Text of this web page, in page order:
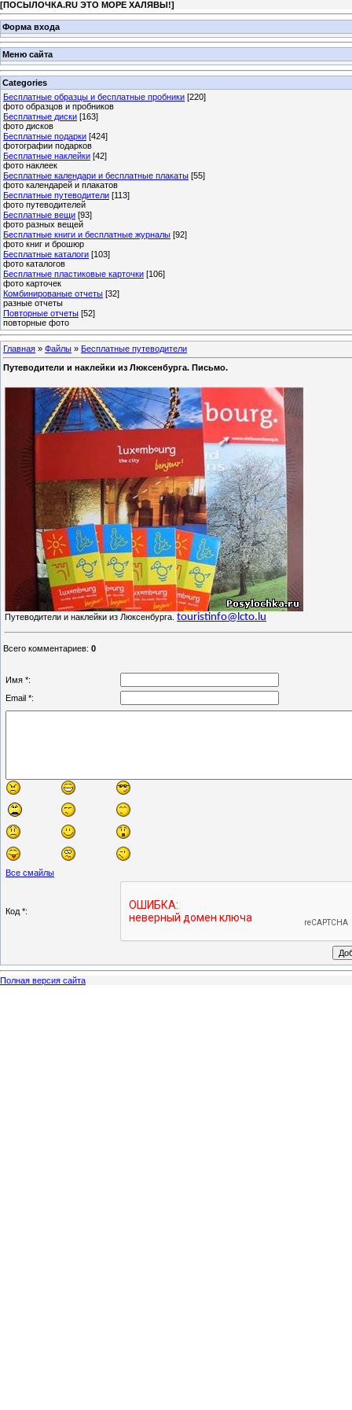
[ПОСЫЛОЧКА.RU ЭТО МОРЕ ХАЛЯВЫ!]
Форма входа
Меню сайта
Categories
Бесплатные образцы и бесплатные пробники [220]
фото образцов и пробников
Бесплатные диски [163]
фото дисков
Бесплатные подарки [424]
фотографии подарков
Бесплатные наклейки [42]
фото наклеек
Бесплатные календари и бесплатные плакаты [55]
фото календарей и плакатов
Бесплатные путеводители [113]
фото путеводителей
Бесплатные вещи [93]
фото разных вещей
Бесплатные книги и бесплатные журналы [92]
фото книг и брошюр
Бесплатные каталоги [103]
фото каталогов
Бесплатные пластиковые карточки [106]
фото карточек
Комбинированые отчеты [32]
разные отчеты
Повторные отчеты [52]
повторные фото
Главная » Файлы » Бесплатные путеводители
Путеводители и наклейки из Люксенбурга. Письмо.
Путеводители и наклейки из Люксенбурга. touristinfo@lcto.lu
Всего комментариев: 0
Имя *:
Email *:
Все смайлы
Код *:
Полная версия сайта